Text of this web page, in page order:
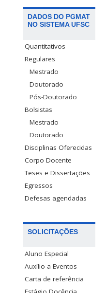
DADOS DO PGMAT
NO SISTEMA UFSC
Quantitativos
Regulares
Mestrado
Doutorado
Pós-Doutorado
Bolsistas
Mestrado
Doutorado
Disciplinas Oferecidas
Corpo Docente
Teses e Dissertações
Egressos
Defesas agendadas
SOLICITAÇÕES
Aluno Especial
Auxílio a Eventos
Carta de referência